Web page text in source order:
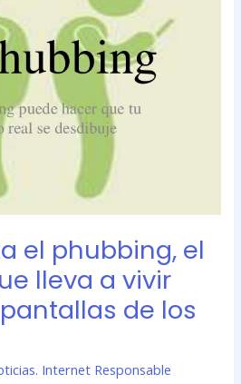
el phubbing, el
lleva a vivir
de los
Internet Responsable